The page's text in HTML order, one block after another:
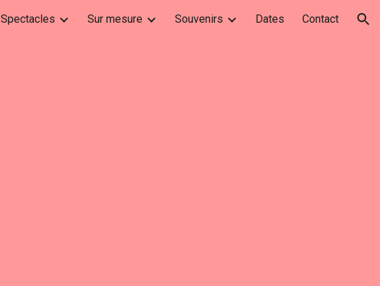
Skip to navigation
Spectacles Sur mesure Souvenirs Dates Contact